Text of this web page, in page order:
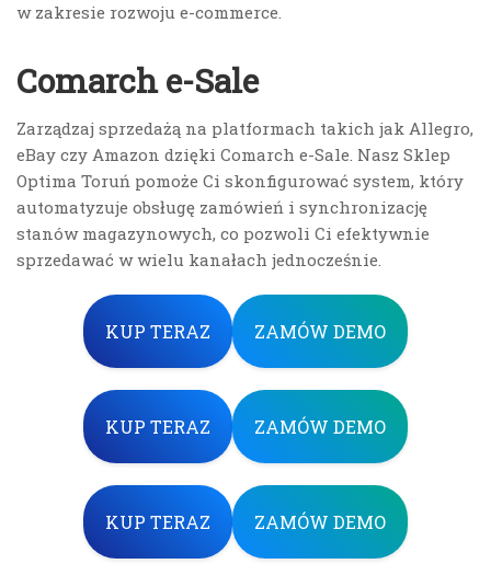
w zakresie rozwoju e-commerce.
Comarch e-Sale
Zarządzaj sprzedażą na platformach takich jak Allegro,
eBay czy Amazon dzięki Comarch e-Sale. Nasz Sklep
Optima Toruń pomoże Ci skonfigurować system, który
automatyzuje obsługę zamówień i synchronizację
stanów magazynowych, co pozwoli Ci efektywnie
sprzedawać w wielu kanałach jednocześnie.
KUP TERAZ ZAMÓW DEMO
KUP TERAZ ZAMÓW DEMO
KUP TERAZ ZAMÓW DEMO